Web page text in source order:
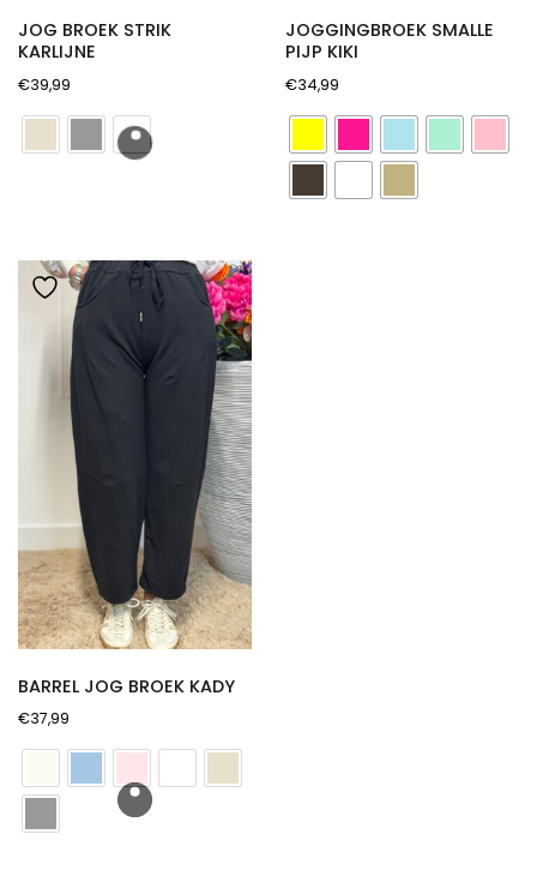
JOG BROEK STRIK
KARLIJNE
€39,99
JOGGINGBROEK SMALLE
PIJP KIKI
€34,99
BARREL JOG BROEK KADY
€37,99